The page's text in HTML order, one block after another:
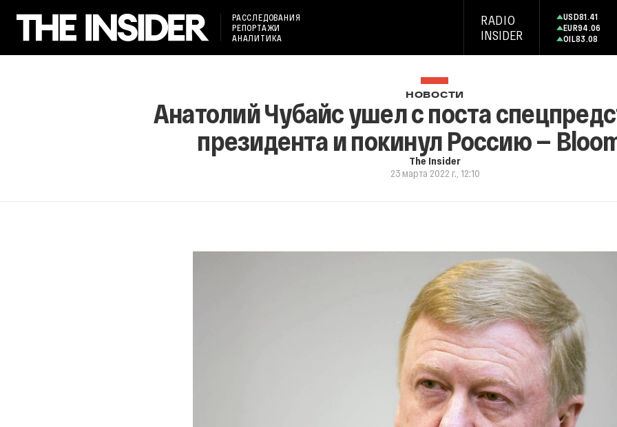
РАССЛЕДОВАНИЯ
РЕПОРТАЖИ
АНАЛИТИКА
RADIO
INSIDER
USD81.41
EUR94.06
OIL83.08
НОВОСТИ
Анатолий Чубайс ушел с поста
президента и покинул Россию —
The Insider
23 марта 2022 г., 12:10